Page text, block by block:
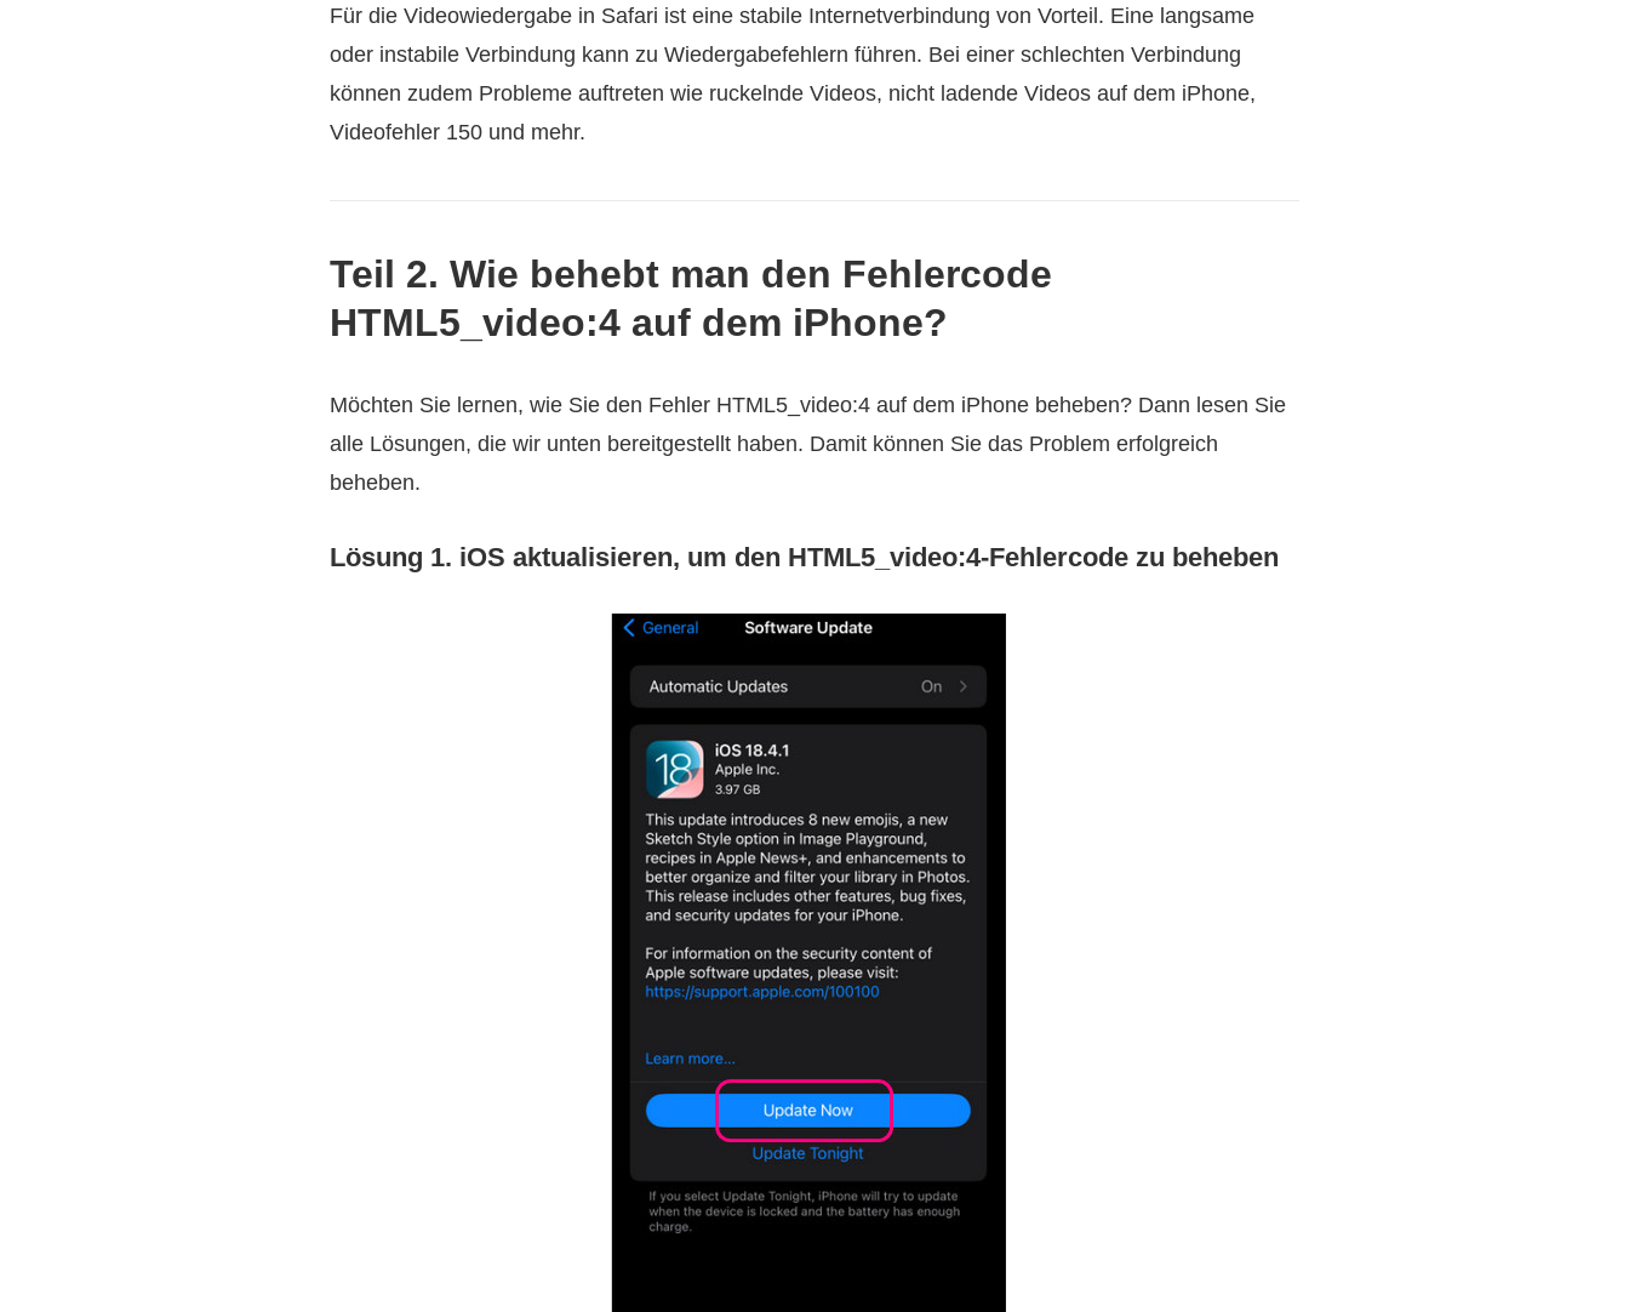
Für die Videowiedergabe in Safari ist eine stabile Internetverbindung von Vorteil. Eine langsame
oder instabile Verbindung kann zu Wiedergabefehlern führen. Bei einer schlechten Verbindung
können zudem Probleme auftreten wie ruckelnde Videos, nicht ladende Videos auf dem iPhone,
Videofehler 150 und mehr.
Teil 2. Wie behebt man den Fehlercode
HTML5_video:4 auf dem iPhone?
Möchten Sie lernen, wie Sie den Fehler HTML5_video:4 auf dem iPhone beheben? Dann lesen Sie
alle Lösungen, die wir unten bereitgestellt haben. Damit können Sie das Problem erfolgreich
beheben.
Lösung 1. iOS aktualisieren, um den HTML5_video:4‑Fehlercode zu beheben